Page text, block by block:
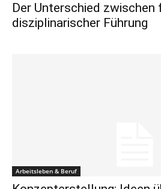
Der Unterschied zwischen
disziplinarischer Führung
Arbeitsleben & Beruf